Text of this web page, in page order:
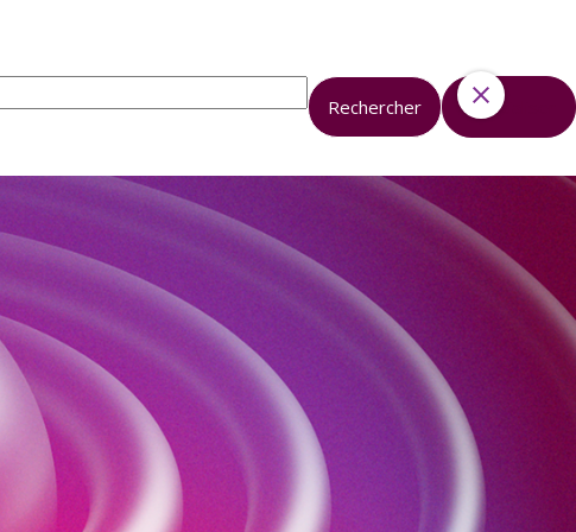
En ce moment
Tous les événements
Nos Actualités
Rechercher Réinitialiser